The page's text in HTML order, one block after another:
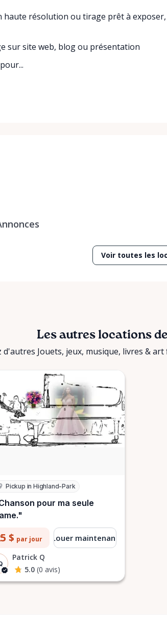
résolution ou tirage prêt à
sur site web, blog ou présentation
Voir toutes les
Les autres locations
d'autres Jouets, jeux, musique, livres &
pour ma seule
Pickup in Highland-Park
$ par jour Louer maintenant
Patrick Q
5.0 (0 avis)